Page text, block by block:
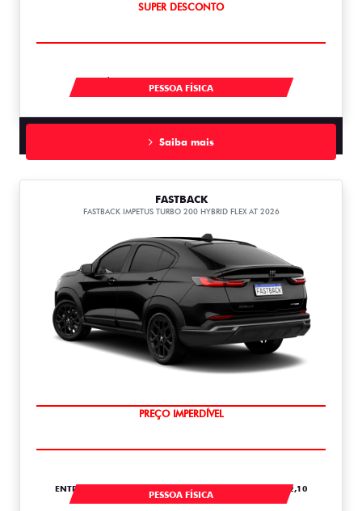
BÔNUS DE ATÉ R$ 14 MIL
À VISTA A PARTIR DE R$ 99.990,00
PESSOA FÍSICA
Saiba mais
FASTBACK
FASTBACK IMPETUS TURBO 200 HYBRID FLEX AT 2026
OPORTUNIDADE
ENTRADA DE R$ 67.661,10 +24 PARCELAS DE R$ 6.152,10
PESSOA FÍSICA